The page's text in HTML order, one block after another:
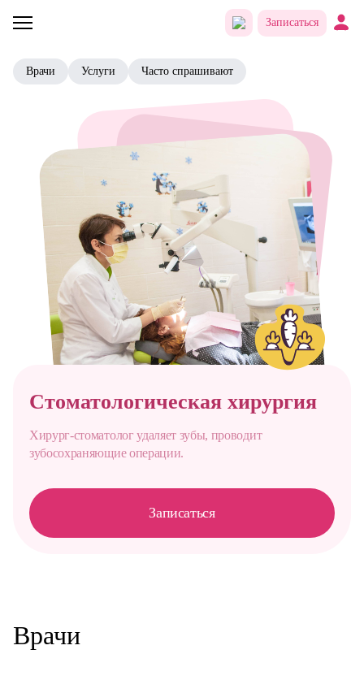
Записаться
Врачи Услуги Часто спрашивают
Стоматологическая хирургия
Хирург-стоматолог удаляет зубы, проводит
зубосохраняющие операции.
Записаться
Врачи